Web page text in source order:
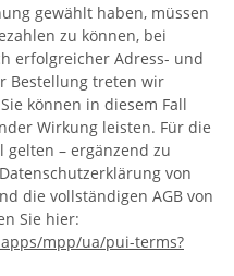
gewählt haben, müssen
zu können, bei
erfolgreicher Adress- und
Bestellung treten wir
können in diesem Fall
Wirkung leisten. Für die
gelten – ergänzend zu
von
die vollständigen AGB von
Sie hier:
mpp/ua/pui-terms?